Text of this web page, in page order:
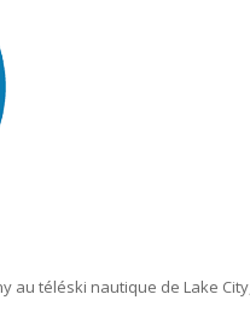
au téléski nautique de Lake